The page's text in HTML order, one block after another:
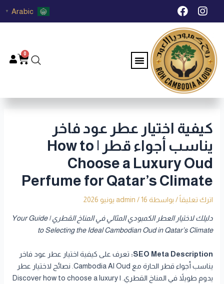
تخطي I
n
s
t
a
g
r
a
m
F
a
c
e
b
o
o
k
Arabic
▼
Menu
0
كيفية اختيار عطر عود فاخر
يناسب أجواء قطر | How to
Choose a Luxury Oud
Perfume for Qatar’s Climate
اترك تعليقاً / بواسطة admin /16 يونيو 2026
دليلك لاختيار العطر الكمبودي المثالي في المناخ القطري | Your Guide
to Selecting the Ideal Cambodian Oud in Qatar’s Climate
SEO Meta Description: تعرف على كيفية اختيار عطر عود فاخر
يناسب أجواء قطر الحارة مع Cambodia Al Oud. نصائح لاختيار عطر
يدوم طويلاً في المناخ القطري. | Discover how to choose a luxury
Post
navigation